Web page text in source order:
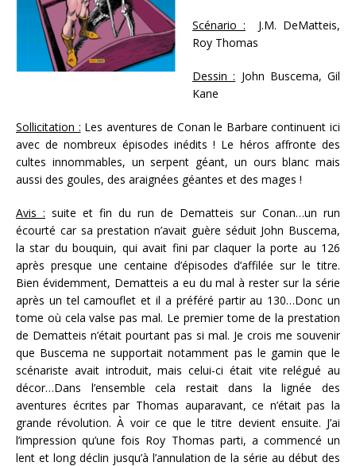
Scénario : J.M. DeMatteis,
Roy Thomas
Dessin : John Buscema, Gil
Kane
Sollicitation : Les aventures de Conan le Barbare continuent ici
avec de nombreux épisodes inédits ! Le héros affronte des
cultes innommables, un serpent géant, un ours blanc mais
aussi des goules, des araignées géantes et des mages !
Avis : suite et fin du run de Dematteis sur Conan…un run
écourté car sa prestation n’avait guère séduit John Buscema,
la star du bouquin, qui avait fini par claquer la porte au 126
après presque une centaine d’épisodes d’affilée sur le titre.
Bien évidemment, Dematteis a eu du mal à rester sur la série
après un tel camouflet et il a préféré partir au 130…Donc un
tome où cela valse pas mal. Le premier tome de la prestation
de Dematteis n’était pourtant pas si mal. Je crois me souvenir
que Buscema ne supportait notamment pas le gamin que le
scénariste avait introduit, mais celui-ci était vite relégué au
décor…Dans l’ensemble cela restait dans la lignée des
aventures écrites par Thomas auparavant, ce n’était pas la
grande révolution. À voir ce que le titre devient ensuite. J’ai
l’impression qu’une fois Roy Thomas parti, a commencé un
lent et long déclin jusqu’à l’annulation de la série au début des